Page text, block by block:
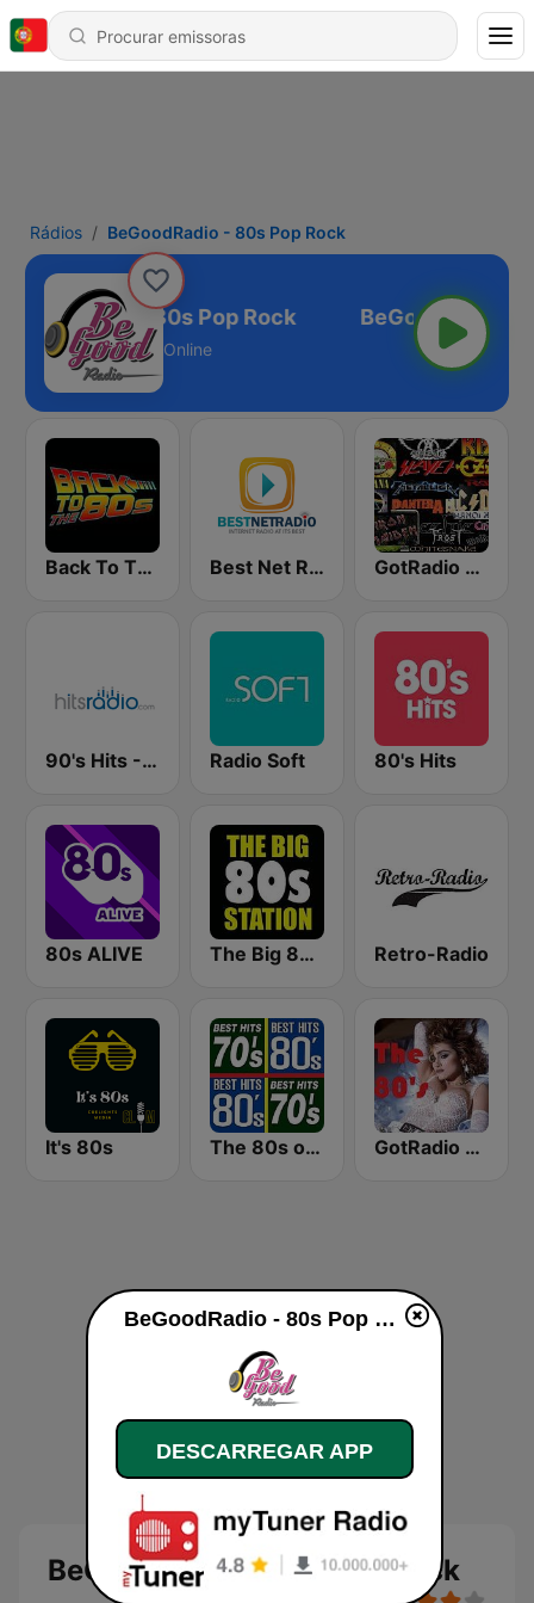
Rádios BeGoodRadio - 80s Pop Rock
- 80s Pop Rock
Online
Back To The 80's Radio Best Net Radio - 80s and 90s Mix GotRadio - Rockin' 80's
90's Hits - Hits Radio Radio Soft 80's Hits
80s ALIVE The Big 80s Station Retro-Radio
It's 80s The 80s on the 80s GotRadio - 80s
BeGoodRadio - 80s Pop Rock
BeGoodRadio - 80s Pop Rock online
DESCARREGAR APP